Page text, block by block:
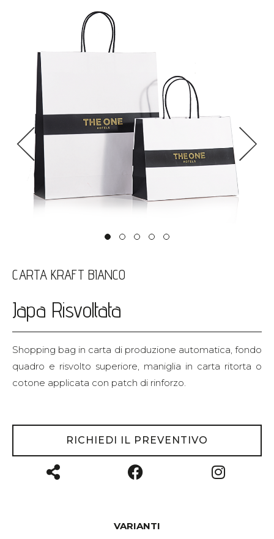
< >
CARTA KRAFT BIANCO
Japa Risvoltata
Shopping bag in carta di produzione automatica, fondo
quadro e risvolto superiore, maniglia in carta ritorta o
cotone applicata con patch di rinforzo.
RICHIEDI IL PREVENTIVO
VARIANTI